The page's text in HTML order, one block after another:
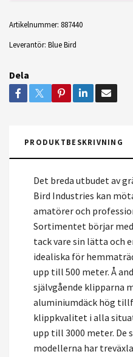
Artikelnummer: 887440
Leverantör: Blue Bird
Dela
PRODUKTBESKRIVNING
Det breda utbudet av
Bird Industries kan
amatörer och
Sortimentet börjar
tack vare sin lätta och
idealiska för
upp till 500 meter. Å
självgående klipparna
aluminiumdäck hög
klippkvalitet i alla
upp till 3000 meter. De
modellerna har